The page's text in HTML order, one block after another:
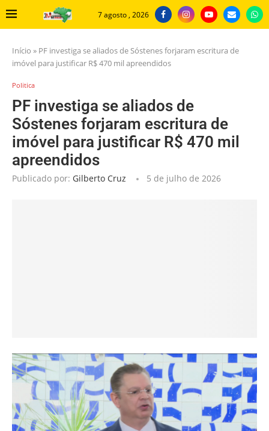
7 agosto , 2026
Início » PF investiga se aliados de Sóstenes forjaram escritura de
imóvel para justificar R$ 470 mil apreendidos
Politica
PF investiga se aliados de
Sóstenes forjaram escritura de
imóvel para justificar R$ 470 mil
apreendidos
Publicado por: Gilberto Cruz 5 de julho de 2026